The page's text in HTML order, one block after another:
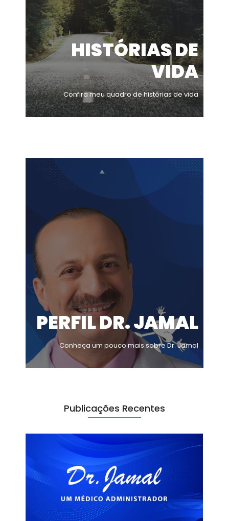
HISTÓRIAS DE
VIDA
Confira meu quadro de histórias de vida
PERFIL DR. JAMAL
Conheça um pouco mais sobre Dr. Jamal
Publicações Recentes